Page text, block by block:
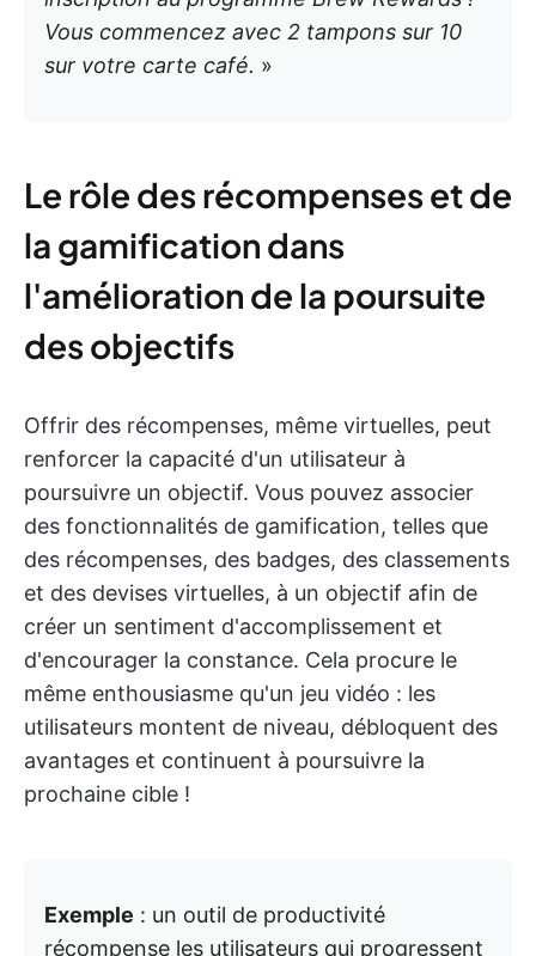
Vous commencez avec 2 tampons sur 10
sur votre carte café. »
Le rôle des récompenses et de
la gamification dans
l'amélioration de la poursuite
des objectifs
Offrir des récompenses, même virtuelles, peut
renforcer la capacité d'un utilisateur à
poursuivre un objectif. Vous pouvez associer
des fonctionnalités de gamification, telles que
des récompenses, des badges, des classements
et des devises virtuelles, à un objectif afin de
créer un sentiment d'accomplissement et
d'encourager la constance. Cela procure le
même enthousiasme qu'un jeu vidéo : les
utilisateurs montent de niveau, débloquent des
avantages et continuent à poursuivre la
prochaine cible !
Exemple : un outil de productivité
récompense les utilisateurs qui progressent